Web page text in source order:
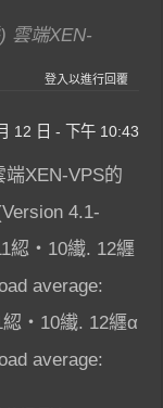
雲端XEN-
登入以進行回覆
12 日 - 下午 10:43
XEN-VPS的
4.1-
綛・10纎. 12纒
average:
・10纎. 12纒α
average: